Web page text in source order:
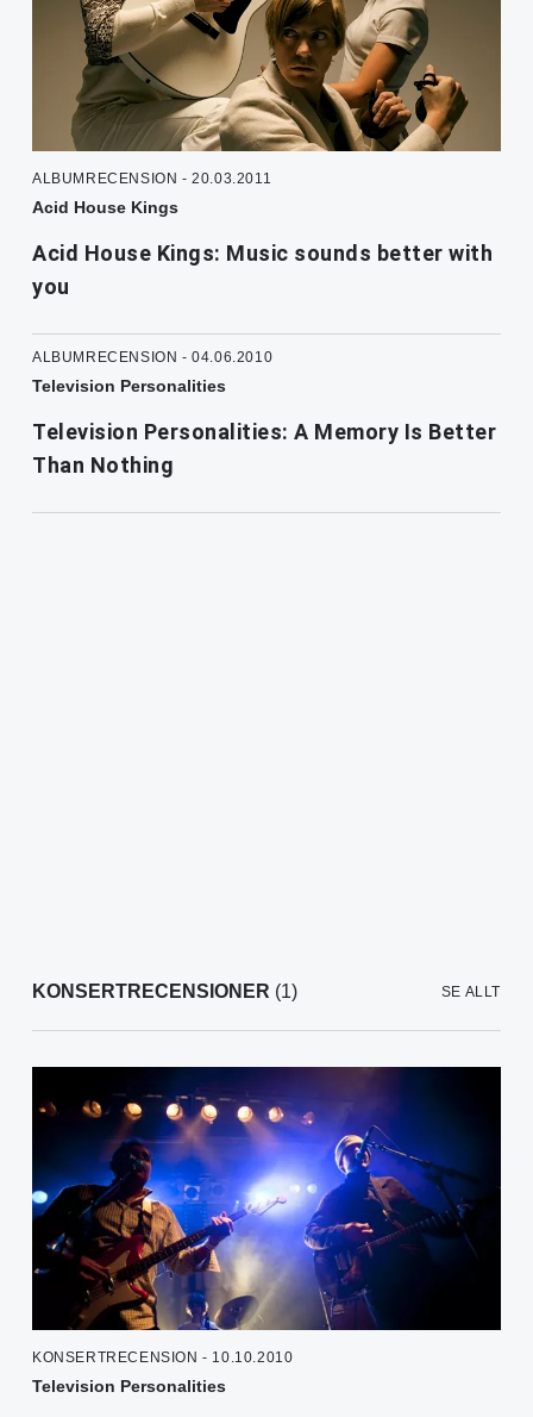
ALBUMRECENSION - 20.03.2011
Acid House Kings
Acid House Kings: Music sounds better with
you
ALBUMRECENSION - 04.06.2010
Television Personalities
Television Personalities: A Memory Is Better
Than Nothing
KONSERTRECENSIONER (1) SE ALLT
KONSERTRECENSION - 10.10.2010
Television Personalities